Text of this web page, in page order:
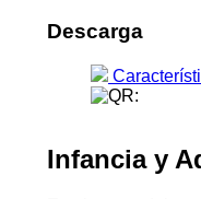
Descarga
Infancia y